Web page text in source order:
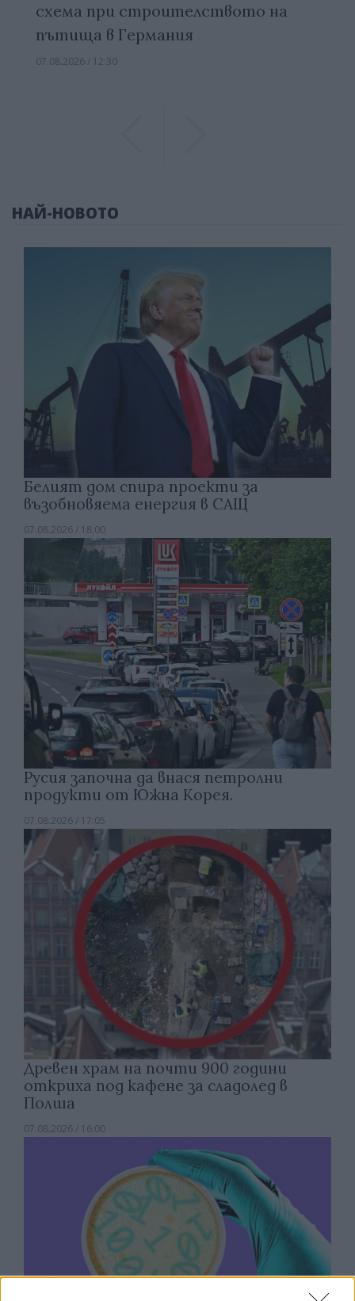
схема при строителството на
пътища в Германия
07.08.2026 / 12:30
НАЙ-НОВОТО
Белият дом спира проекти за
възобновяема енергия в САЩ
07.08.2026 / 18:00
Русия започна да внася петролни
продукти от Южна Корея.
07.08.2026 / 17:05
Древен храм на почти 900 години
откриха под кафене за сладолед в
Полша
07.08.2026 / 16:00